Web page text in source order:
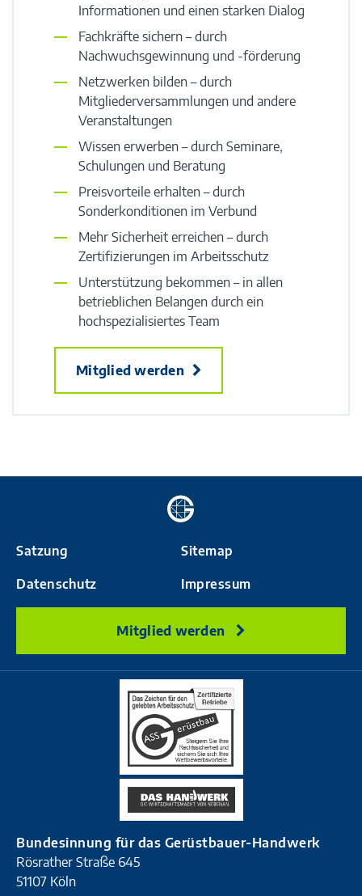
Informationen und einen starken Dialog
Fachkräfte sichern – durch
Nachwuchsgewinnung und -förderung
Netzwerken bilden – durch
Mitgliederversammlungen und andere
Veranstaltungen
Wissen erwerben – durch Seminare,
Schulungen und Beratung
Preisvorteile erhalten – durch
Sonderkonditionen im Verbund
Mehr Sicherheit erreichen – durch
Zertifizierungen im Arbeitsschutz
Unterstützung bekommen – in allen
betrieblichen Belangen durch ein
hochspezialisiertes Team
Mitglied werden
Zur
Startseite
Satzung Sitemap
Datenschutz Impressum
Mitglied werden
Bundesinnung für das Gerüstbauer-Handwerk
Rösrather Straße 645
51107 Köln